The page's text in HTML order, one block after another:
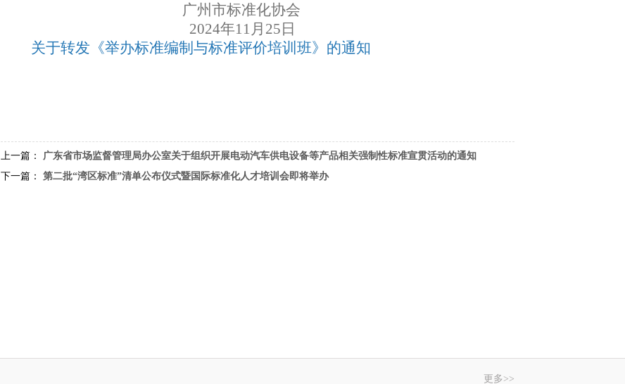
广州市标准化协会
2024年11月25日
关于转发《举办标准编制与标准评价培训班》的通知
上一篇： 广东省市场监督管理局办公室关于组织开展电动汽车供电设备等产品相关强制性标准宣贯活动的通知
下一篇： 第二批“湾区标准”清单公布仪式暨国际标准化人才培训会即将举办
更多>>